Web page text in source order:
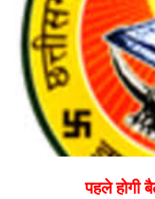
पहले होगी